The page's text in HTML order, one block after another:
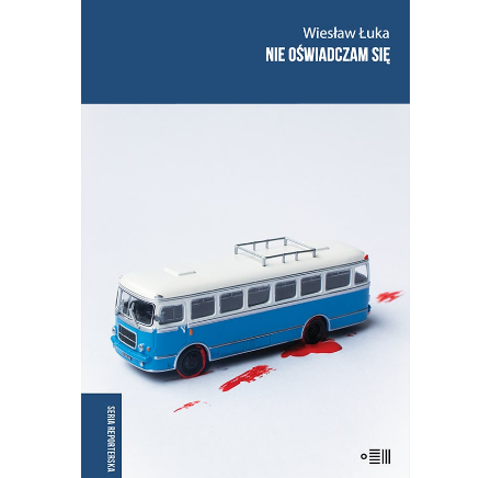
27.50
E-BOOK DO KOSZYKA